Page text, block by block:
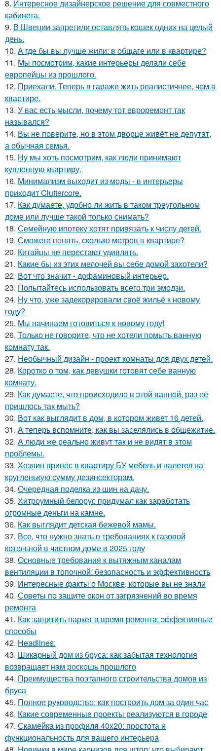
8. Интересное дизайнерское решение для совместного
кабинета.
9. В Швеции запретили оставлять кошек одних на целый
день.
10. А где бы вы лучше жили: в общаге или в квартире?
11. Мы посмотрим, какие интерьеры делали себе
европейцы из прошлого.
12. Приехали. Теперь в гараже жить реалистичнее, чем в
квартире.
13. У вас есть мысли, почему тот евроремонт так
назывался?
14. Вы не поверите, но в этом дворце живёт не депутат,
а обычная семья.
15. Ну мы хоть посмотрим, как люди принимают
купленную квартиру.
16. Минимализм выходит из моды - в интерьеры
приходит Cluttercore.
17. Как думаете, удобно ли жить в таком треугольном
доме или лучше такой только снимать?
18. Семейную ипотеку хотят привязать к числу детей.
19. Сможете понять, сколько метров в квартире?
20. Китайцы не перестают удивлять.
21. Какие бы из этих мелочей вы себе домой захотели?
22. Вот что значит - дофаминовый интерьер.
23. Попытайтесь использовать всего три эмодзи.
24. Ну что, уже задекорировали своё жильё к новому
году?
25. Мы начинаем готовиться к новому году!
26. Только не говорите, что не хотели помыть ванную
комнату так.
27. Необычный дизайн - проект комнаты для двух детей.
28. Коротко о том, как девушки готовят себе ванную
комнату.
29. Как думаете, что происходило в этой ванной, раз её
пришлось так мыть?
30. Вот как выглядит в дом, в котором живет 16 детей.
31. А теперь вспомните, как вы заселялись в общежитие.
32. А люди же реально живут так и не видят в этом
проблемы.
33. Хозяин принёс в квартиру БУ мебель и налетел на
кругленькую сумму дезинсекторам.
34. Очередная поделка из шин на дачу.
35. Хитроумный белорус придумал как заработать
огромные деньги на камне.
36. Как выглядит детская бежевой мамы.
37. Все, что нужно знать о требованиях к газовой
котельной в частном доме в 2025 году
38. Основные требования к вытяжным каналам
вентиляции в топочной: безопасность и эффективность
39. Интересные факты о Москве, которые вы не знали
40. Советы по защите окон от загрязнений во время
ремонта
41. Как защитить паркет в время ремонта: эффективные
способы
42. Headlines:
43. Шикарный дом из бруса: как забытая технология
возвращает нам роскошь прошлого
44. Преимущества поэтапного строительства домов из
бруса
45. Полное руководство: как построить дом за один час
46. Какие современные проекты реализуются в городе
47. Скамейка из профиля 40х20: простота и
функциональность для вашего интерьера